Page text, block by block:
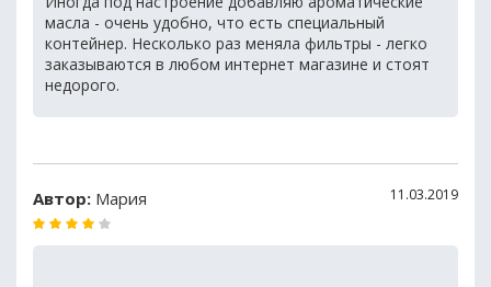
масла - очень удобно, что есть специальный
контейнер. Несколько раз меняла фильтры - легко
заказываются в любом интернет магазине и стоят
недорого.
Автор: Мария 11.03.2019